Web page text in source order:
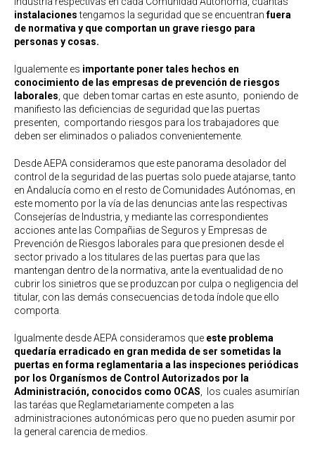
instalacionestengamos la seguridad que se encuentranfuera
de normativa y que comportan un grave riesgo para
personas y cosas.
Igualemente es importante poner tales hechos en
conocimiento de las empresas de prevención de riesgos
laborales , que deben tomar cartas en este asunto, poniendo de
manifiesto las deficiencias de seguridad que las puertas
presenten, comportando riesgos para los trabajadores que
deben ser eliminados o paliados convenientemente.
Desde AEPA consideramos que este panorama desolador del
control de la seguridad de las puertas solo puede atajarse, tanto
en Andalucía como en el resto de Comunidades Autónomas, en
este momento por la vía de las denuncias ante las respectivas
Consejerías de Industria, y mediante las correspondientes
acciones ante las Compañias de Seguros y Empresas de
Prevención de Riesgos laborales para que presionen desde el
sector privado a los titulares de las puertas para que las
mantengan dentro de la normativa, ante la eventualidad de no
cubrir los sinietros que se produzcan por culpa o negligencia del
titular, con las demás consecuencias de toda índole que ello
comporta.
Igualmente desde AEPA consideramos que este problema
quedaría erradicado en gran medida de ser sometidas la
puertas en forma reglamentaria a las inspeciones periódicas
por los Organísmos de Control Autorizados por la
Administración, conocidos como OCAS , los cuales asumirían
las taréas que Reglametariamente competen a las
administraciones autonómicas pero que no pueden asumir por
la general carencia de medios.